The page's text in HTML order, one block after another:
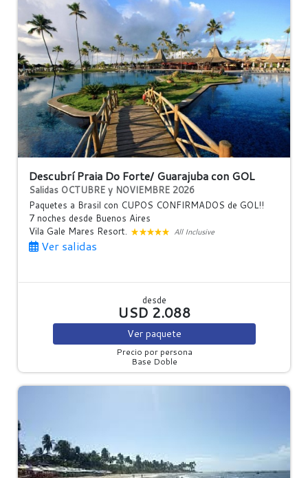
Descubrí Praia Do Forte/ Guarajuba con GOL
Salidas OCTUBRE y NOVIEMBRE 2026
Paquetes a Brasil con CUPOS CONFIRMADOS de GOL!!
7 noches desde Buenos Aires
Vila Gale Mares Resort.
All Inclusive
Ver salidas
desde
USD 2.088
Ver paquete
Precio por persona
Base Doble